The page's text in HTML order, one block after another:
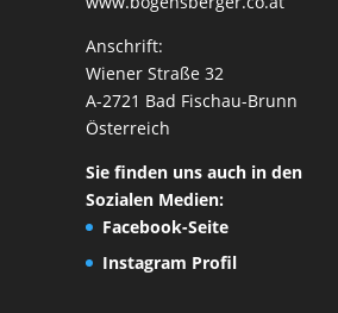
Anschrift:
Wiener Straße 32
A-2721 Bad Fischau-Brunn
Österreich
Sie finden uns auch in den
Sozialen Medien:
Facebook-Seite
Instagram Profil